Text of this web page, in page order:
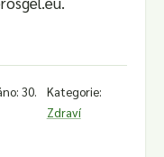
30.
Kategorie:
Zdraví